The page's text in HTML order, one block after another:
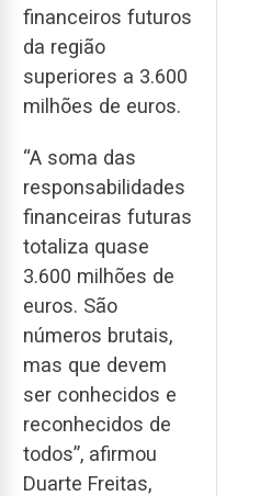
financeiros futuros
da região
superiores a 3.600
milhões de euros.
“A soma das
responsabilidades
financeiras futuras
totaliza quase
3.600 milhões de
euros. São
números brutais,
mas que devem
ser conhecidos e
reconhecidos de
todos”, afirmou
Duarte Freitas,